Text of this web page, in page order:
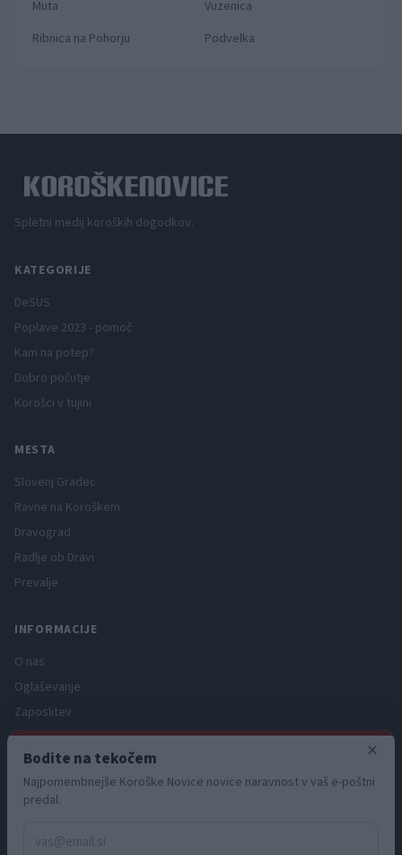
Muta
Vuzenica
Ribnica na Pohorju
Podvelka
Spletni medij koroških dogodkov.
KATEGORIJE
DeSUS
Poplave 2023 - pomoč
Kam na potep?
Dobro počutje
Korošci v tujini
MESTA
Slovenj Gradec
Ravne na Koroškem
Dravograd
Radlje ob Dravi
Prevalje
INFORMACIJE
O nas
Oglaševanje
Zaposlitev
Pravno obvestilo
Zasebnost in piškotki
Storitve
Pogoji uporabe
×
Bodite na tekočem
Najpomembnejše Koroške Novice novice naravnost v vaš e-poštni
predal.